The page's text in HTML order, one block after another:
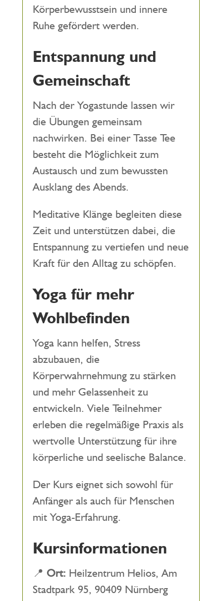
Körperbewusstsein und innere
Ruhe gefördert werden.
Entspannung und
Gemeinschaft
Nach der Yogastunde lassen wir
die Übungen gemeinsam
nachwirken. Bei einer Tasse Tee
besteht die Möglichkeit zum
Austausch und zum bewussten
Ausklang des Abends.
Meditative Klänge begleiten diese
Zeit und unterstützen dabei, die
Entspannung zu vertiefen und neue
Kraft für den Alltag zu schöpfen.
Yoga für mehr
Wohlbefinden
Yoga kann helfen, Stress
abzubauen, die
Körperwahrnehmung zu stärken
und mehr Gelassenheit zu
entwickeln. Viele Teilnehmer
erleben die regelmäßige Praxis als
wertvolle Unterstützung für ihre
körperliche und seelische Balance.
Der Kurs eignet sich sowohl für
Anfänger als auch für Menschen
mit Yoga-Erfahrung.
Kursinformationen
📍 Ort: Heilzentrum Helios, Am
Stadtpark 95, 90409 Nürnberg